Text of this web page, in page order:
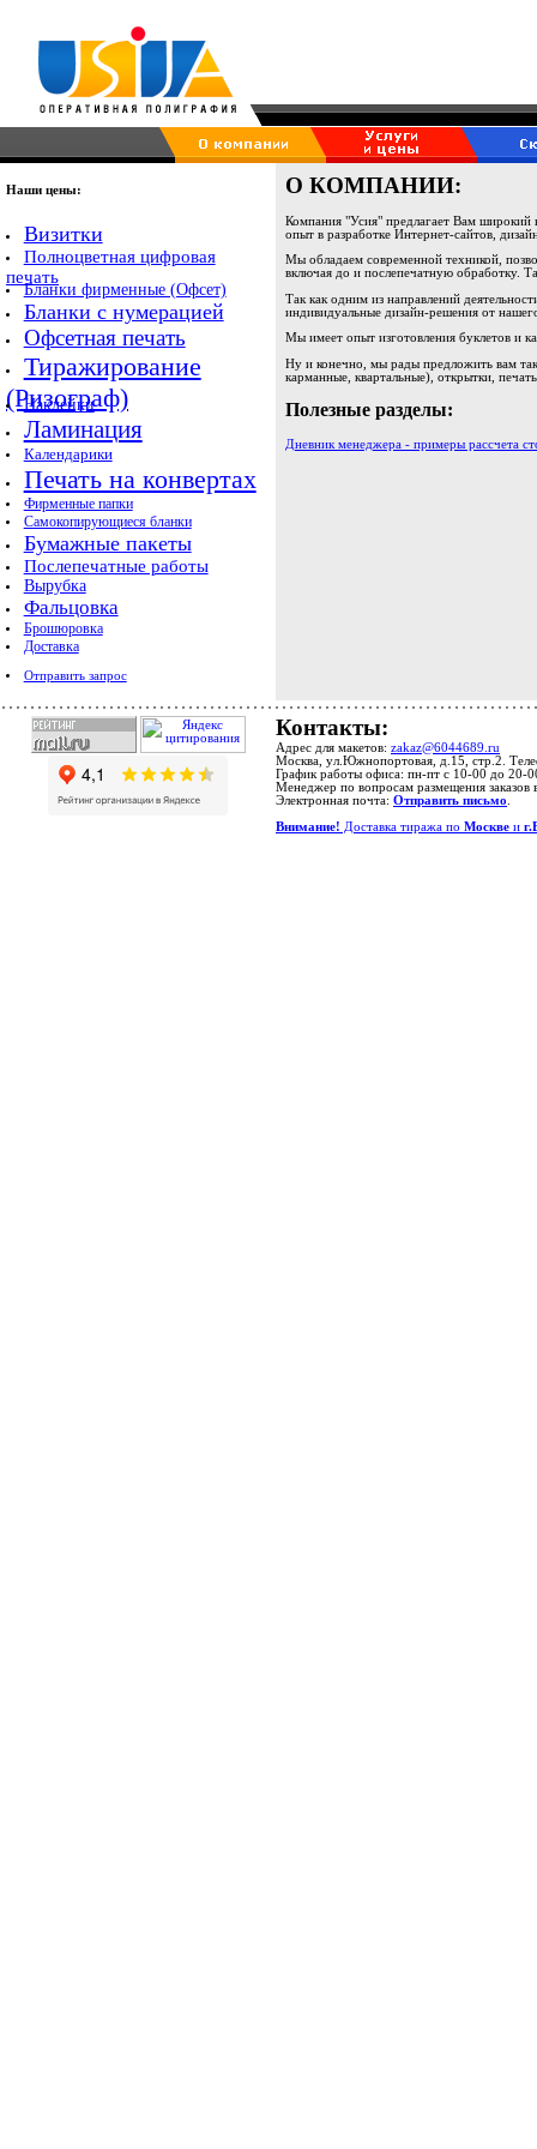
Наши цены:
Визитки
Полноцветная цифровая
печать
Бланки фирменные (Офсет)
Бланки с нумерацией
Офсетная печать
Тиражирование
(Ризограф)
Наклейки
Ламинация
Календарики
Печать на конвертах
Фирменные папки
Самокопирующиеся бланки
Бумажные пакеты
Послепечатные работы
Вырубка
Фальцовка
Брошюровка
Доставка
Отправить запрос
О КОМПАНИИ:
Компания "Усия" предлагает Вам
опыт в разработке Интернет-сайтов,
Мы обладаем современной техникой,
включая до и послепечатную обработку.
Так как одним из направлений
индивидуальные дизайн-решения от
Мы имеет опыт изготовления буклетов и
Ну и конечно, мы рады предложить вам
карманные, квартальные), открытки,
Полезные разделы:
Дневник менеджера - примеры рассчета
Контакты:
Адрес для макетов: zakaz@6044689.ru
Москва, ул.Южнопортовая, д.15, стр.2.
График работы офиса: пн-пт с 10-00 до 20-
Менеджер по вопросам размещения
Электронная почта: Отправить письмо
Внимание! Доставка тиража по Москве и